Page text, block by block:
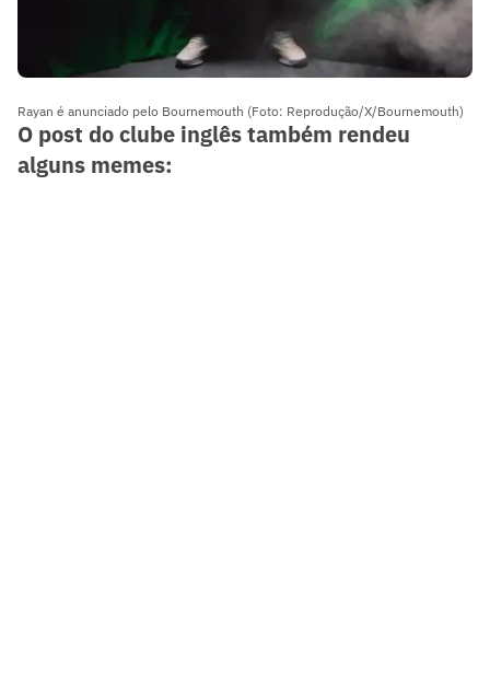
Rayan é anunciado pelo Bournemouth (Foto: Reprodução/X/Bournemouth)
O post do clube inglês também rendeu
alguns memes: